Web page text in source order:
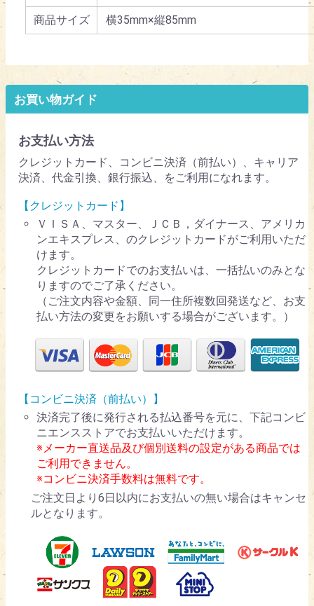
商品サイズ 横35mm×縦85mm
お買い物ガイド
お支払い方法
クレジットカード、コンビニ決済（前払い）、キャリア
決済、代金引換、銀行振込、をご利用になれます。
【クレジットカード】
ＶＩＳＡ、マスター、ＪＣＢ，ダイナース、アメリカ
ンエキスプレス、のクレジットカードがご利用いただ
けます。
クレジットカードでのお支払いは、一括払いのみとな
りますのでご了承ください。
（ご注文内容や金額、同一住所複数回発送など、お支
払い方法の変更をお願いする場合がございます。）
【コンビニ決済（前払い）】
決済完了後に発行される払込番号を元に、下記コンビ
ニエンスストアでお支払いいただけます。
※メーカー直送品及び個別送料の設定がある商品では
ご利用できません。
※コンビニ決済手数料は無料です。
ご注文日より6日以内にお支払いの無い場合はキャンセ
ルとなります。